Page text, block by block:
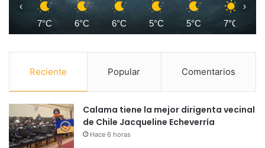
7°C 6°C 6°C 5°C 5°C 7°C
‹ ›
Reciente Popular Comentarios
Calama tiene la mejor dirigenta vecinal
de Chile Jacqueline Echeverría
Hace 6 horas